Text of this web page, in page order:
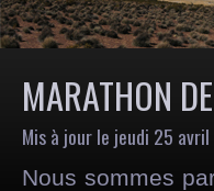
MARATHON
Mis à jour le jeudi 25
Nous sommes